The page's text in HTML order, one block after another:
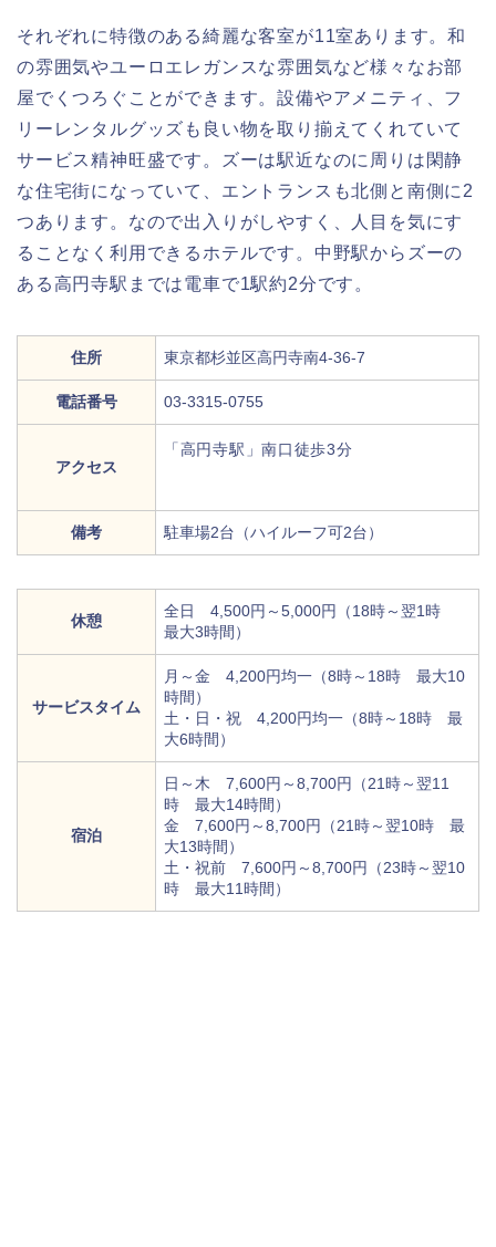
それぞれに特徴のある綺麗な客室が11室あります。和
の雰囲気やユーロエレガンスな雰囲気など様々なお部
屋でくつろぐことができます。設備やアメニティ、フ
リーレンタルグッズも良い物を取り揃えてくれていて
サービス精神旺盛です。ズーは駅近なのに周りは閑静
な住宅街になっていて、エントランスも北側と南側に2
つあります。なので出入りがしやすく、人目を気にす
ることなく利用できるホテルです。中野駅からズーの
ある高円寺駅までは電車で1駅約2分です。
住所 東京都杉並区高円寺南4-36-7
電話番号 03-3315-0755
アクセス
「高円寺駅」南口徒歩3分
備考 駐車場2台（ハイルーフ可2台）
休憩
全日 4,500円～5,000円（18時～翌1時
最大3時間）
サービスタイム
月～金 4,200円均一（8時～18時 最大10
時間）
土・日・祝 4,200円均一（8時～18時 最
大6時間）
宿泊
日～木 7,600円～8,700円（21時～翌11
時 最大14時間）
金 7,600円～8,700円（21時～翌10時 最
大13時間）
土・祝前 7,600円～8,700円（23時～翌10
時 最大11時間）